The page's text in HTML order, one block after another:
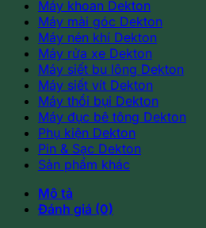
Máy khoan Dekton
Máy mài góc Dekton
Máy nén khí Dekton
Máy rửa xe Dekton
Máy siết bu lông Dekton
Máy siết vít Dekton
Máy thổi bụi Dekton
Máy đục bê tông Dekton
Phụ kiện Dekton
Pin & Sạc Dekton
Sản phẩm khác
Mô tả
Đánh giá (0)